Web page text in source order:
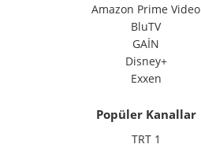
Amazon Prime Video
BluTV
GAİN
Disney+
Exxen
Popüler Kanallar
TRT 1